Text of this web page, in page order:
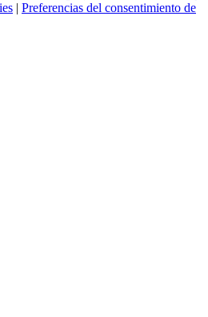
| Preferencias del consentimiento de